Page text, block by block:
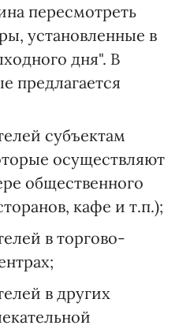
пересмотреть
установленные в
дня". В
предлагается
субъектам
осуществляют
общественного
кафе и т.п.);
в торгово-
в других